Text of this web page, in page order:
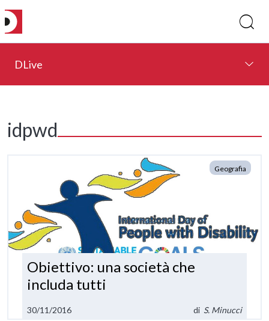
DLive
idpwd
Geografia
Obiettivo: una società che
includa tutti
30/11/2016 di S. Minucci